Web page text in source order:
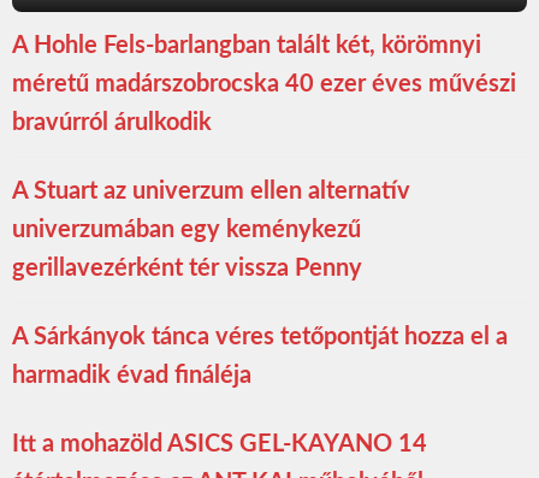
A Hohle Fels-barlangban talált két, körömnyi
méretű madárszobrocska 40 ezer éves művészi
bravúrról árulkodik
A Stuart az univerzum ellen alternatív
univerzumában egy keménykezű
gerillavezérként tér vissza Penny
A Sárkányok tánca véres tetőpontját hozza el a
harmadik évad fináléja
Itt a mohazöld ASICS GEL-KAYANO 14